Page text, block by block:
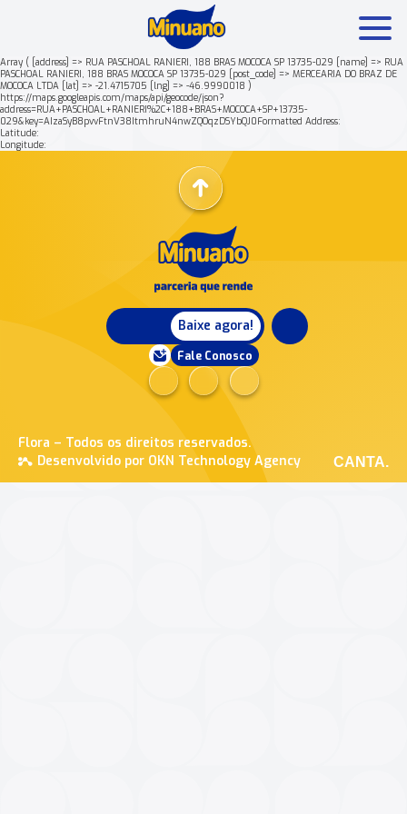
Array ( [address] => RUA PASCHOAL RANIERI, 188 BRAS MOCOCA SP 13735-029 [name] => RUA
PASCHOAL RANIERI, 188 BRAS MOCOCA SP 13735-029 [post_code] => MERCEARIA DO BRAZ DE
MOCOCA LTDA [lat] => -21.4715705 [lng] => -46.9990018 )
https://maps.googleapis.com/maps/api/geocode/json?
address=RUA+PASCHOAL+RANIERI%2C+188+BRAS+MOCOCA+SP+13735-
029&key=AIzaSyB8pvvFtnV38ItmhruN4nwZQOqzDSYbQJ0Formatted Address:
Latitude:
Longitude:
Baixe agora!
Fale Conosco
Flora – Todos os direitos reservados.
Desenvolvido por OKN Technology Agency
CANTA.
Mais buscados: Produtos Minuano Rende +
Nossa história